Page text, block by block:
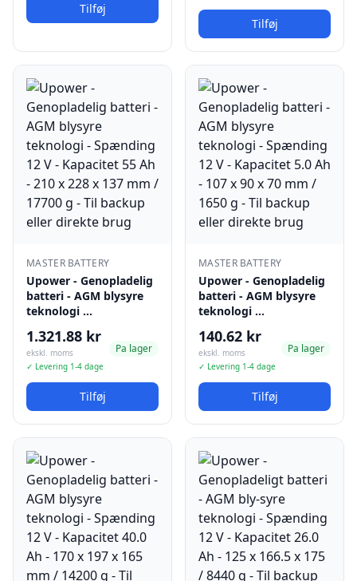
Tilføj
Tilføj
MASTER BATTERY
Upower - Genopladelig
batteri - AGM blysyre
teknologi …
1.321.88 kr
ekskl. moms
✓ Levering 1-4 dage
Pa lager
Tilføj
MASTER BATTERY
Upower - Genopladelig
batteri - AGM blysyre
teknologi …
140.62 kr
ekskl. moms
✓ Levering 1-4 dage
Pa lager
Tilføj